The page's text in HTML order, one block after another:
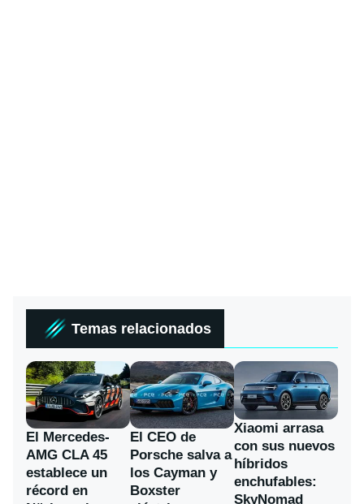
Temas relacionados
El Mercedes-
AMG CLA 45
establece un
récord en
El CEO de
Porsche salva a
los Cayman y
Boxster
Xiaomi arrasa
con sus nuevos
híbridos
enchufables:
SkyNomad